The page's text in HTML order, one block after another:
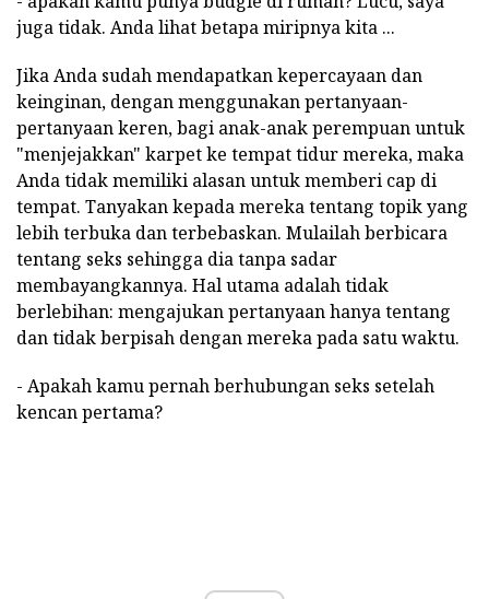
juga tidak. Anda lihat betapa miripnya kita ...
Jika Anda sudah mendapatkan kepercayaan dan
keinginan, dengan menggunakan pertanyaan-
pertanyaan keren, bagi anak-anak perempuan untuk
"menjejakkan" karpet ke tempat tidur mereka, maka
Anda tidak memiliki alasan untuk memberi cap di
tempat. Tanyakan kepada mereka tentang topik yang
lebih terbuka dan terbebaskan. Mulailah berbicara
tentang seks sehingga dia tanpa sadar
membayangkannya. Hal utama adalah tidak
berlebihan: mengajukan pertanyaan hanya tentang
dan tidak berpisah dengan mereka pada satu waktu.
- Apakah kamu pernah berhubungan seks setelah
kencan pertama?